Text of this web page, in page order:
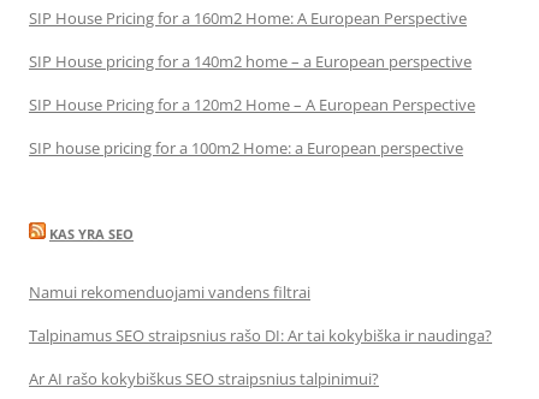
SIP House Pricing for a 160m2 Home: A European Perspective
SIP House pricing for a 140m2 home – a European perspective
SIP House Pricing for a 120m2 Home – A European Perspective
SIP house pricing for a 100m2 Home: a European perspective
KAS YRA SEO
Namui rekomenduojami vandens filtrai
Talpinamus SEO straipsnius rašo DI: Ar tai kokybiška ir naudinga?
Ar AI rašo kokybiškus SEO straipsnius talpinimui?